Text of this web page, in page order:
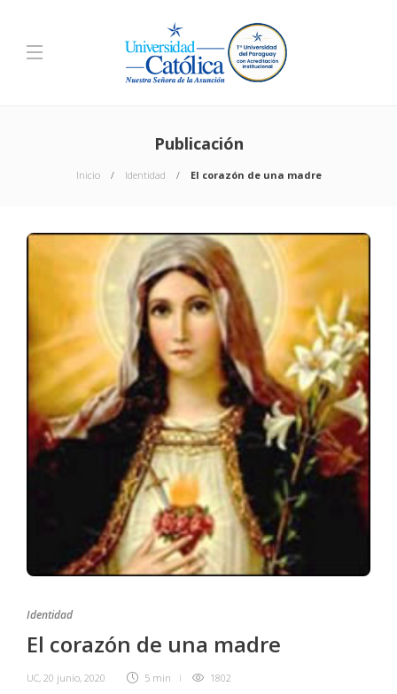
Publicación
Inicio Identidad El corazón de una madre
Identidad
El corazón de una madre
UC, 20 junio, 2020 5 min 1802